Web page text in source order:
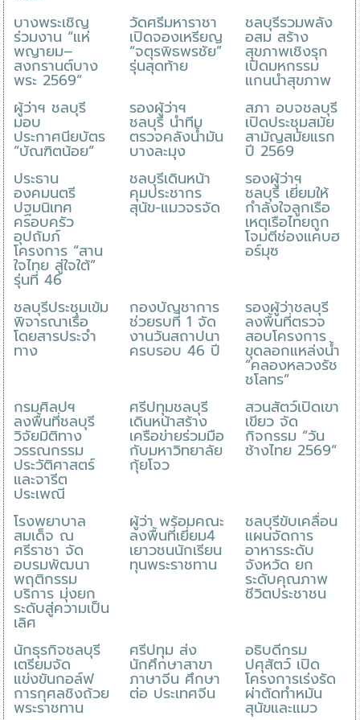
บางพระเชิญ
ร่วมงาน “แห่
พญายม–
สงกรานต์บาง
พระ 2569”
วัดศรีมหาราชา
เปิดจองเหรียญ
“จตุรพิธพรชัย”
รุ่นสุดท้าย
ชลบุรีรวมพลัง
อสม สร้าง
สุขภาพเชิงรุก
เปิดมหกรรม
แกนนำสุขภาพ
ผู้ว่าฯ ชลบุรี
มอบ
ประกาศนียบัตร
“บัณฑิตน้อย”
รองผู้ว่าฯ
ชลบุรี นำทีม
ตรวจคลังน้ำมัน
บางละมุง
สภา อบจชลบุรี
เปิดประชุมสมัย
สามัญสมัยแรก
ปี 2569
ประธาน
องคมนตรี
ปฐมนิเทศ
ครอบครัว
อุปถัมภ์
โครงการ “สาน
ใจไทย สู่ใจใต้”
รุ่นที่ 46
ชลบุรีเดินหน้า
คุมประชากร
สุนัข-แมวจรจัด
รองผู้ว่าฯ
ชลบุรี เยี่ยมให้
กำลังใจลูกเรือ
เหตุเรือไทยถูก
โจมตีช่องแคบฮ
อร์มุซ
ชลบุรีประชุมเข้ม
พิจารณาเรือ
โดยสารประจำ
ทาง
กองบัญชาการ
ช่วยรบที่ 1 จัด
งานวันสถาปนา
ครบรอบ 46 ปี
รองผู้ว่าชลบุรี
ลงพื้นที่ตรวจ
สอบโครงการ
ขุดลอกแหล่งน้ำ
“คลองหลวงรัช
ชโลทร”
กรมศิลปฯ
ลงพื้นที่ชลบุรี
วิจัยมิติทาง
วรรณกรรม
ประวัติศาสตร์
และจารีต
ประเพณี
ศรีปทุมชลบุรี
เดินหน้าสร้าง
เครือข่ายร่วมมือ
กับมหาวิทยาลัย
กุ้ยโจว
สวนสัตว์เปิดเขา
เขียว จัด
กิจกรรม “วัน
ช้างไทย 2569“
โรงพยาบาล
สมเด็จ ณ
ศรีราชา จัด
อบรมพัฒนา
พฤติกรรม
บริการ มุ่งยก
ระดับสู่ความเป็น
เลิศ
ผู้ว่า พร้อมคณะ
ลงพื้นที่เยี่ยม4
เยาวชนนักเรียน
ทุนพระราชทาน
ชลบุรีขับเคลื่อน
แผนจัดการ
อาหารระดับ
จังหวัด ยก
ระดับคุณภาพ
ชีวิตประชาชน
นักธุรกิจชลบุรี
เตรียมจัด
แข่งขันกอล์ฟ
การกุศลชิงถ้วย
พระราชทาน
ศรีปทุม ส่ง
นักศึกษาสาขา
ภาษาจีน ศึกษา
ต่อ ประเทศจีน
อธิบดีกรม
ปศุสัตว์ เปิด
โครงการเร่งรัด
ผ่าตัดทำหมัน
สุนัขและแมว